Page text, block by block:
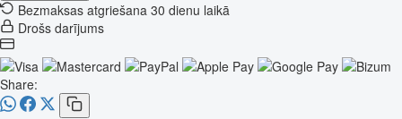
Bezmaksas atgriešana 30 dienu laikā
Drošs darījums
Share: